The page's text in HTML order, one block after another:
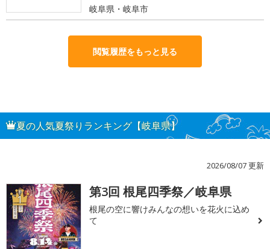
岐阜県・岐阜市
閲覧履歴をもっと見る
夏の人気夏祭りランキング【岐阜県】
2026/08/07 更新
1 第3回 根尾四季祭／岐阜県
根尾の空に響けみんなの想いを花火に込め
て